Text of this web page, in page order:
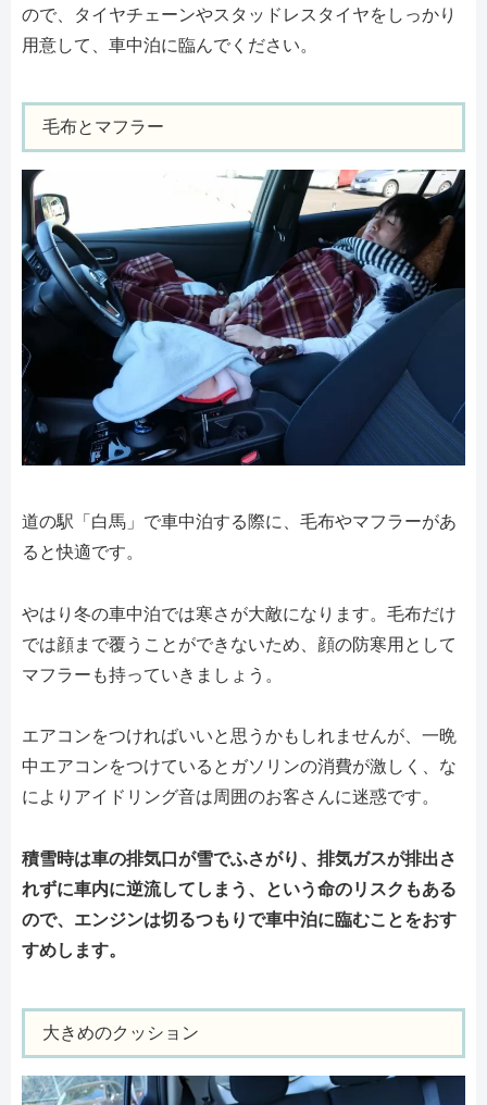
ので、タイヤチェーンやスタッドレスタイヤをしっかり
用意して、車中泊に臨んでください。
毛布とマフラー
道の駅「白馬」で車中泊する際に、毛布やマフラーがあ
ると快適です。
やはり冬の車中泊では寒さが大敵になります。毛布だけ
では顔まで覆うことができないため、顔の防寒用として
マフラーも持っていきましょう。
エアコンをつければいいと思うかもしれませんが、一晩
中エアコンをつけているとガソリンの消費が激しく、な
によりアイドリング音は周囲のお客さんに迷惑です。
積雪時は車の排気口が雪でふさがり、排気ガスが排出さ
れずに車内に逆流してしまう、という命のリスクもある
ので、エンジンは切るつもりで車中泊に臨むことをおす
すめします。
大きめのクッション